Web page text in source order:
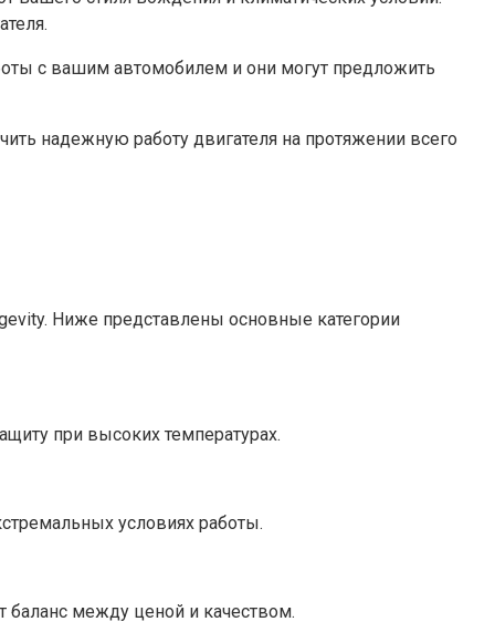
с вашим автомобилем и они могут предложить
надежную работу двигателя на протяжении всего
Ниже представлены основные категории
при высоких температурах.
условиях работы.
баланс между ценой и качеством.